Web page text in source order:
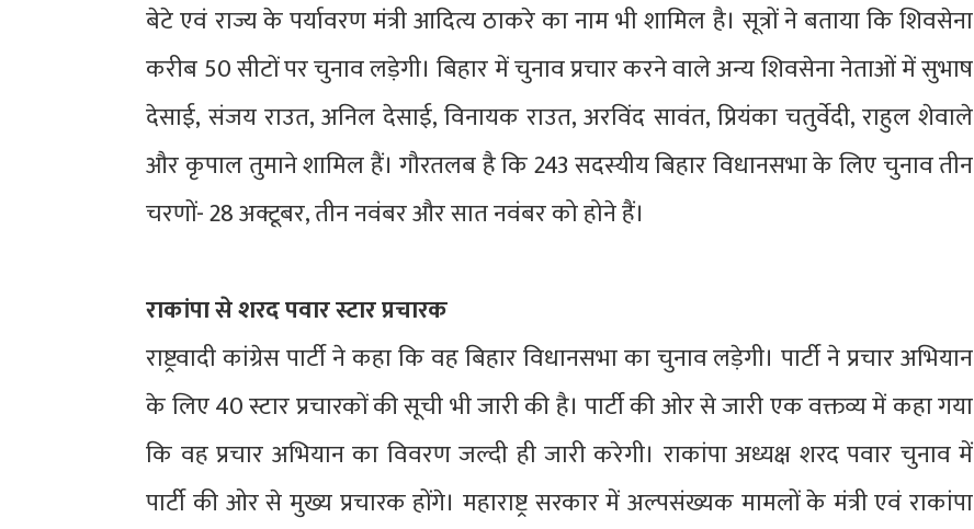
बेटे एवं राज्य के पर्यावरण मंत्री आदित्य ठाकरे का नाम भी शामिल है। सूत्रों ने बताया कि शिवसेना
करीब 50 सीटों पर चुनाव लड़ेगी। बिहार में चुनाव प्रचार करने वाले अन्य शिवसेना नेताओं में सुभाष
देसाई, संजय राउत, अनिल देसाई, विनायक राउत, अरविंद सावंत, प्रियंका चतुर्वेदी, राहुल शेवाले
और कृपाल तुमाने शामिल हैं। गौरतलब है कि 243 सदस्यीय बिहार विधानसभा के लिए चुनाव तीन
चरणों- 28 अक्टूबर, तीन नवंबर और सात नवंबर को होने हैं।
राकांपा से शरद पवार स्टार प्रचारक
राष्ट्रवादी कांग्रेस पार्टी ने कहा कि वह बिहार विधानसभा का चुनाव लड़ेगी। पार्टी ने प्रचार अभियान
के लिए 40 स्टार प्रचारकों की सूची भी जारी की है। पार्टी की ओर से जारी एक वक्तव्य में कहा गया
कि वह प्रचार अभियान का विवरण जल्दी ही जारी करेगी। राकांपा अध्यक्ष शरद पवार चुनाव में
पार्टी की ओर से मुख्य प्रचारक होंगे। महाराष्ट्र सरकार में अल्पसंख्यक मामलों के मंत्री एवं राकांपा